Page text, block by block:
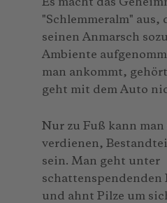
"Schlemmeralm" aus,
seinen Anmarsch
Ambiente
man ankommt,
geht mit dem Auto
Nur zu Fuß kann
verdienen,
sein. Man geht unter
schattenspendenden
und ahnt Pilze um